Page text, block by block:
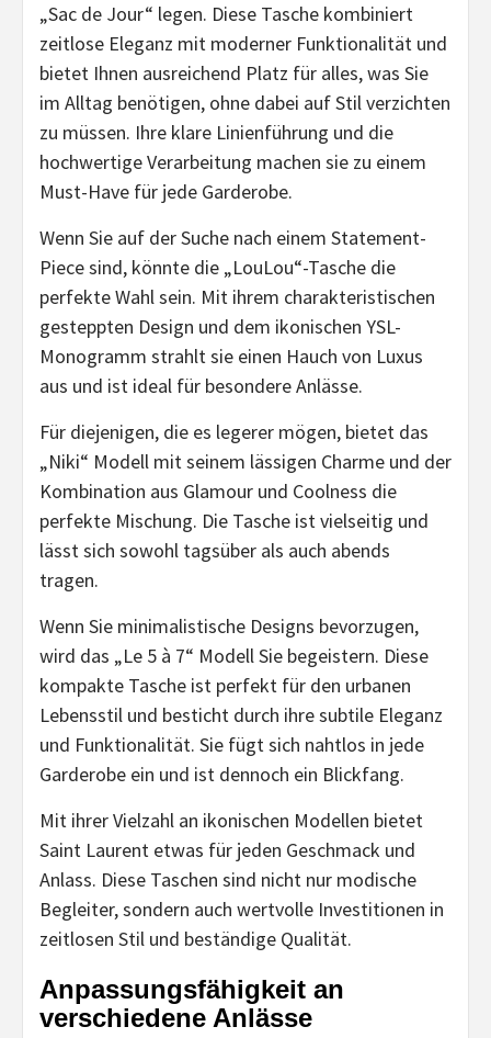
„Sac de Jour“ legen. Diese Tasche kombiniert
zeitlose Eleganz mit moderner Funktionalität und
bietet Ihnen ausreichend Platz für alles, was Sie
im Alltag benötigen, ohne dabei auf Stil verzichten
zu müssen. Ihre klare Linienführung und die
hochwertige Verarbeitung machen sie zu einem
Must-Have für jede Garderobe.
Wenn Sie auf der Suche nach einem Statement-
Piece sind, könnte die „LouLou“-Tasche die
perfekte Wahl sein. Mit ihrem charakteristischen
gesteppten Design und dem ikonischen YSL-
Monogramm strahlt sie einen Hauch von Luxus
aus und ist ideal für besondere Anlässe.
Für diejenigen, die es legerer mögen, bietet das
„Niki“ Modell mit seinem lässigen Charme und der
Kombination aus Glamour und Coolness die
perfekte Mischung. Die Tasche ist vielseitig und
lässt sich sowohl tagsüber als auch abends
tragen.
Wenn Sie minimalistische Designs bevorzugen,
wird das „Le 5 à 7“ Modell Sie begeistern. Diese
kompakte Tasche ist perfekt für den urbanen
Lebensstil und besticht durch ihre subtile Eleganz
und Funktionalität. Sie fügt sich nahtlos in jede
Garderobe ein und ist dennoch ein Blickfang.
Mit ihrer Vielzahl an ikonischen Modellen bietet
Saint Laurent etwas für jeden Geschmack und
Anlass. Diese Taschen sind nicht nur modische
Begleiter, sondern auch wertvolle Investitionen in
zeitlosen Stil und beständige Qualität.
Anpassungsfähigkeit an
verschiedene Anlässe